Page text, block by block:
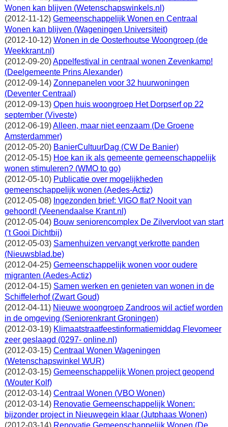
Wonen kan blijven (Wetenschapswinkels.nl)
(2012-11-12) Gemeenschappelijk Wonen en Centraal
Wonen kan blijven (Wageningen Universiteit)
(2012-10-12) Wonen in de Oosterhoutse Woongroep (de
Weekkrant.nl)
(2012-09-20)Appelfestival in centraal wonen Zevenkamp!
(Deelgemeente Prins Alexander)
(2012-09-14) Zonnepanelen voor 32 huurwoningen
(Deventer Centraal)
(2012-09-13) Open huis woongroep Het Dorpserf op 22
september (Viveste)
(2012-06-19)Alleen, maar niet eenzaam (De Groene
Amsterdammer)
(2012-05-20) BanierCultuurDag (CW De Banier)
(2012-05-15) Hoe kan ik als gemeente gemeenschappelijk
wonen stimuleren? (WMO to go)
(2012-05-10) Publicatie over mogelijkheden
gemeenschappelijk wonen (Aedes-Actiz)
(2012-05-08) Ingezonden brief: VIGO flat? Nooit van
gehoord! (Veenendaalse Krant.nl)
(2012-05-04) Bouw seniorencomplex De Zilvervloot van start
('t Gooi Dichtbij)
(2012-05-03) Samenhuizen vervangt verkrotte panden
(Nieuwsblad.be)
(2012-04-25) Gemeenschappelijk wonen voor oudere
migranten (Aedes-Actiz)
(2012-04-15) Samen werken en genieten van wonen in de
Schiffelerhof (Zwart Goud)
(2012-04-11) Nieuwe woongroep Zandroos wil actief worden
in de omgeving (Seniorenkrant Groningen)
(2012-03-19) Klimaatstraatfeestinformatiemiddag Flevomeer
zeer geslaagd (0297- online.nl)
(2012-03-15) Centraal Wonen Wageningen
(Wetenschapswinkel WUR)
(2012-03-15) Gemeenschappelijk Wonen project geopend
(Wouter Kolf)
(2012-03-14) Centraal Wonen (VBO Wonen)
(2012-03-14) Renovatie Gemeenschappelijk Wonen:
bijzonder project in Nieuwegein klaar (Jutphaas Wonen)
(2012-03-14) Renovatie Gemeenschappelijk Wonen (De